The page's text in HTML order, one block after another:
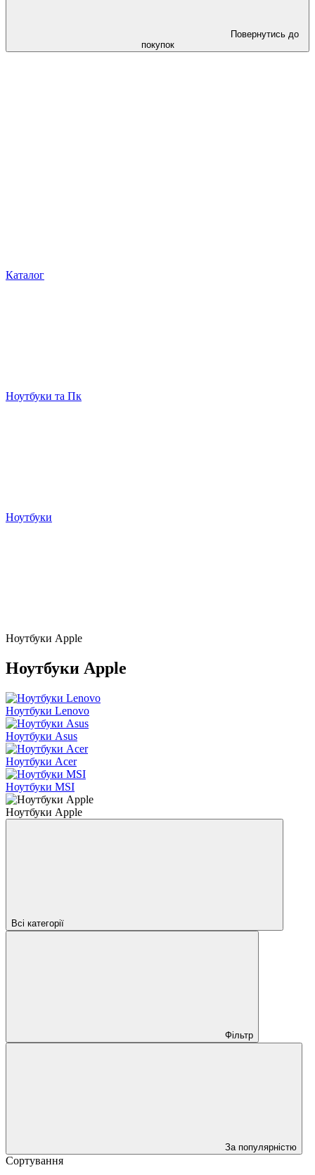
Повернутись до
покупок
Каталог
Ноутбуки та Пк
Ноутбуки
Ноутбуки Apple
Ноутбуки Apple
Ноутбуки Lenovo
Ноутбуки Asus
Ноутбуки Acer
Ноутбуки MSI
Ноутбуки Apple
Всі категорії
Фільтр
За популярністю
Сортування